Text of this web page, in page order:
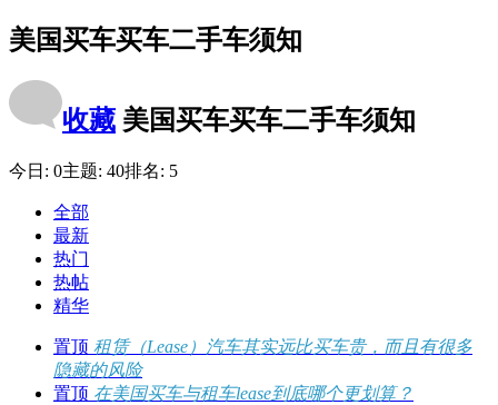
美国买车买车二手车须知
收藏 美国买车买车二手车须知
今日: 0主题: 40排名: 5
全部
最新
热门
热帖
精华
置顶 租赁（Lease）汽车其实远比买车贵，而且有很多
隐藏的风险
置顶 在美国买车与租车lease到底哪个更划算？